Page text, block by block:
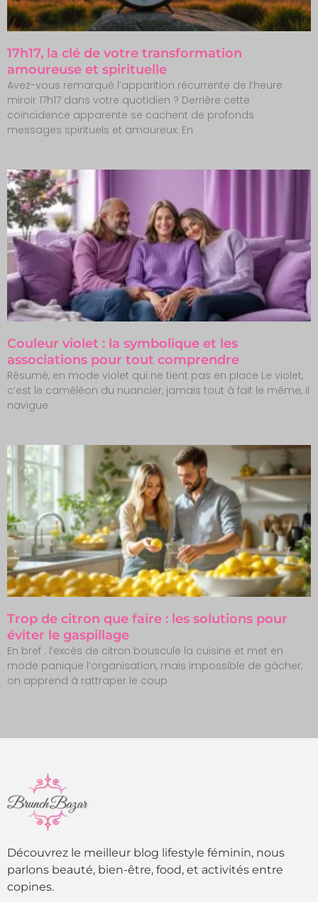
17h17, la clé de votre transformation
amoureuse et spirituelle
Avez-vous remarqué l’apparition récurrente de l’heure
miroir 17h17 dans votre quotidien ? Derrière cette
coïncidence apparente se cachent de profonds
messages spirituels et amoureux. En
Couleur violet : la symbolique et les
associations pour tout comprendre
Résumé, en mode violet qui ne tient pas en place Le violet,
c’est le caméléon du nuancier, jamais tout à fait le même, il
navigue
Trop de citron que faire : les solutions pour
éviter le gaspillage
En bref : l’excès de citron bouscule la cuisine et met en
mode panique l’organisation, mais impossible de gâcher,
on apprend à rattraper le coup
Découvrez le meilleur blog lifestyle féminin, nous
parlons beauté, bien-être, food, et activités entre
copines.